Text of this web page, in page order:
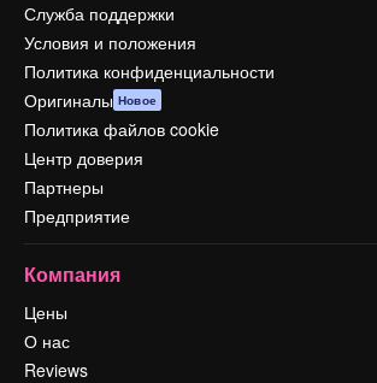
Служба поддержки
Условия и положения
Политика конфиденциальности
Оригиналы Новое
Политика файлов cookie
Центр доверия
Партнеры
Предприятие
Компания
Цены
О нас
Reviews